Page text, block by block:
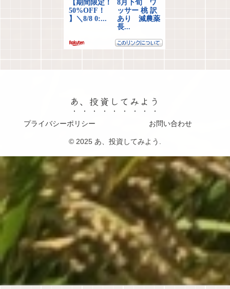
あ、投資してみよう
プライバシーポリシー お問い合わせ
© 2025 あ、投資してみよう.